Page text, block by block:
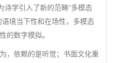
诗学引入了新的范畴“多模态
境当下性和在场性，多模态
的数字模拟。
依赖的是听觉；书面文化重